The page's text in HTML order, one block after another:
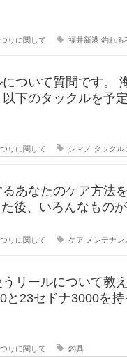
つりに関して 福井新港 釣れる
質問です。 海上釣堀で青
下のタックルを予
つりに関して シマノ タックル
あなたのケア方法
つりに関して ケア メンテナン
リールについて教え
と23セドナ3000を持
つりに関して 釣具